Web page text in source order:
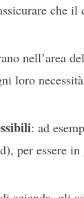
che
nell’area
loro
: ad
per essere